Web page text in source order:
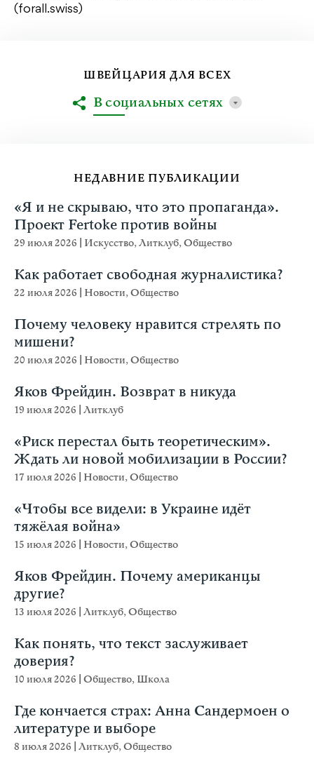
(forall.swiss)
НЕДАВНИЕ ПУБЛИКАЦИИ
«Я и не скрываю, что это пропаганда».
Проект Fertoke против войны
29 июля 2026 Искусство,Литклуб,Общество
Как работает свободная журналистика?
22 июля 2026 Новости,Общество
Почему человеку нравится стрелять по
мишени?
20 июля 2026 Новости,Общество
Яков Фрейдин. Возврат в никуда
19 июля 2026 Литклуб
«Риск перестал быть теоретическим».
Ждать ли новой мобилизации в России?
17 июля 2026 Новости,Общество
«Чтобы все видели: в Украине идёт
тяжёлая война»
15 июля 2026 Новости,Общество
Яков Фрейдин. Почему американцы
другие?
13 июля 2026 Литклуб,Общество
Как понять, что текст заслуживает
доверия?
10 июля 2026 Общество, Школа
Где кончается страх: Анна Сандермоен о
литературе и выборе
8 июля 2026 Литклуб,Общество
ШВЕЙЦАРИЯ ДЛЯ ВСЕХ
В социальных сетях